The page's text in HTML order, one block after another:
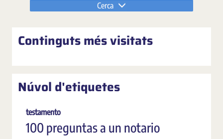
Cerca
Continguts més visitats
Núvol d'etiquetes
testamento
100 preguntas a un notario